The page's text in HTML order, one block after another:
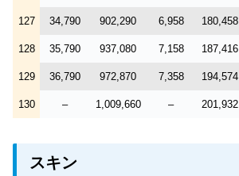
127 34,790 902,290 6,958 180,458
128 35,790 937,080 7,158 187,416
129 36,790 972,870 7,358 194,574
130 – 1,009,660 – 201,932
スキン